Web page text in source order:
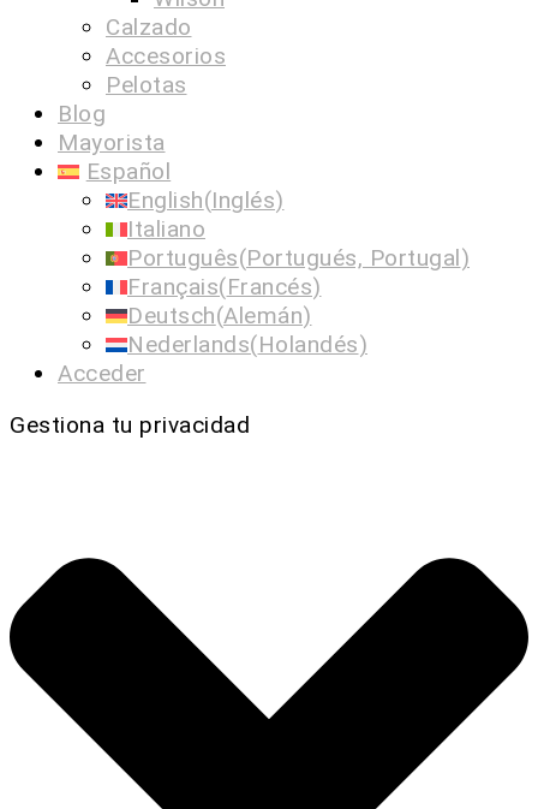
Calzado
Accesorios
Pelotas
Blog
Mayorista
Español
English(Inglés)
Italiano
Português(Portugués, Portugal)
Français(Francés)
Deutsch(Alemán)
Nederlands(Holandés)
Acceder
Gestiona tu privacidad